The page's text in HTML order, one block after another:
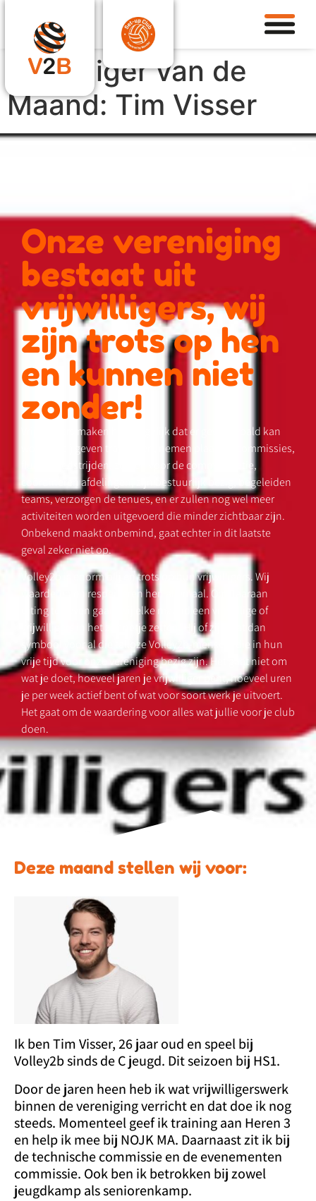
Vrijwilliger van de
Maand: Tim Visser
Onze vereniging
bestaat uit
vrijwilligers, wij
zijn trots op hen
en kunnen niet
zonder!
Vrijwilligers maken het mogelijk dat er gevolleybald kan
worden, zij geven trainingen, nemen plaats in commissies,
fluiten wedstrijden, zorgen voor de communicatie,
coördineren afdelingen, zijn bestuurlijk bezig, begeleiden
teams, verzorgen de tenues, en er zullen nog wel meer
activiteiten worden uitgevoerd die minder zichtbaar zijn.
Onbekend maakt onbemind, gaat echter in dit laatste
geval zeker niet op.
Volley2b is enorm blij en trots op hun vrijwilligers. Wij
waarderen en respecteren hen allemaal. Om daaraan
uiting te geven gaan wij elke maand een vrijwillige of
vrijwilligers in het zonnetje zetten! Hij of zij staat dan
symbool voor al die talloze Volley2b-mensen, die in hun
vrije tijd voor onze vereniging bezig zijn. Het gaat niet om
wat je doet, hoeveel jaren je vrijwilliger bent, hoeveel uren
je per week actief bent of wat voor soort werk je uitvoert.
Het gaat om de waardering voor alles wat jullie voor je club
doen.
Deze maand stellen wij voor:
Ik ben Tim Visser, 26 jaar oud en speel bij
Volley2b sinds de C jeugd. Dit seizoen bij HS1.
Door de jaren heen heb ik wat vrijwilligerswerk
binnen de vereniging verricht en dat doe ik nog
steeds. Momenteel geef ik training aan Heren 3
en help ik mee bij NOJK MA. Daarnaast zit ik bij
de technische commissie en de evenementen
commissie. Ook ben ik betrokken bij zowel
jeugdkamp als seniorenkamp.